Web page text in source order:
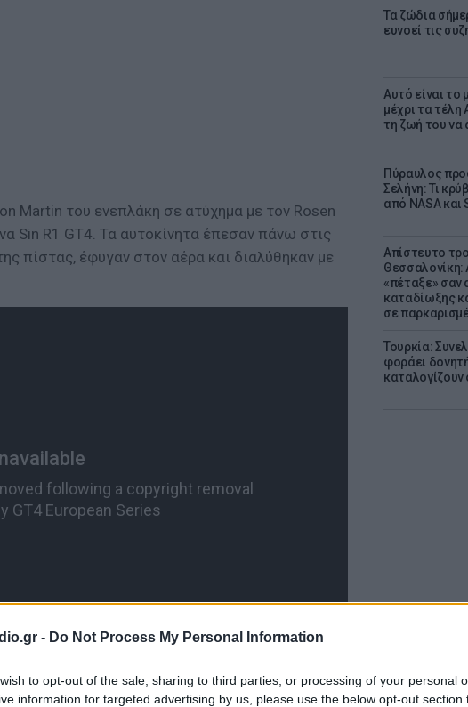
- Do Not Process My Personal Information
to opt-out of the sale, sharing to third parties, or processing of your personal
information for targeted advertising by us, please use the below opt-out section
Τα ζώδια
ευνοεί τις
Αυτό είναι το
μέχρι τα τέλη
τη ζωή του να
Πύραυλος
Σελήνη: Τι
από NASA και
Απίστευτο
Θεσσαλονίκη:
«πέταξε» σαν
καταδίωξης
σε
Τουρκία:
φοράει
καταλογίζουν
Martin του ενεπλάκη σε ατύχημα με τον Rosen
Sin R1 GT4. Τα αυτοκίνητα έπεσαν πάνω στις
πίστας, έφυγαν στον αέρα και διαλύθηκαν με